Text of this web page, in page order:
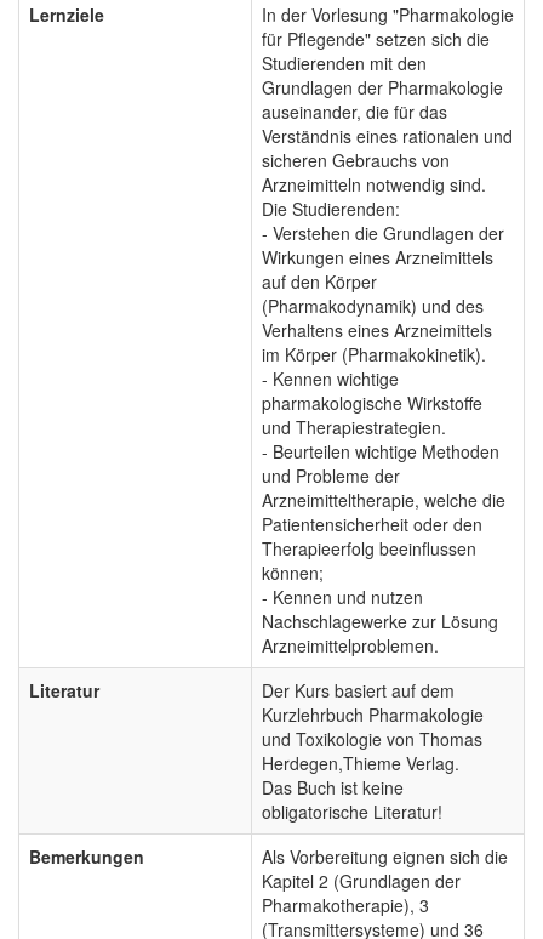
Lernziele
In der Vorlesung "Pharmakologie
für Pflegende" setzen sich die
Studierenden mit den
Grundlagen der Pharmakologie
auseinander, die für das
Verständnis eines rationalen und
sicheren Gebrauchs von
Arzneimitteln notwendig sind.
Die Studierenden:
- Verstehen die Grundlagen der
Wirkungen eines Arzneimittels
auf den Körper
(Pharmakodynamik) und des
Verhaltens eines Arzneimittels
im Körper (Pharmakokinetik).
- Kennen wichtige
pharmakologische Wirkstoffe
und Therapiestrategien.
- Beurteilen wichtige Methoden
und Probleme der
Arzneimitteltherapie, welche die
Patientensicherheit oder den
Therapieerfolg beeinflussen
können;
- Kennen und nutzen
Nachschlagewerke zur Lösung
Arzneimittelproblemen.
Literatur
Der Kurs basiert auf dem
Kurzlehrbuch Pharmakologie
und Toxikologie von Thomas
Herdegen,Thieme Verlag.
Das Buch ist keine
obligatorische Literatur!
Bemerkungen
Als Vorbereitung eignen sich die
Kapitel 2 (Grundlagen der
Pharmakotherapie), 3
(Transmittersysteme) und 36